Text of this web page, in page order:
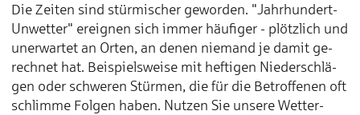
Die Zei­ten sind stür­­mi­­scher ge­­wor­­den. "Jahr­­hun­­dert-
Un­­wet­­ter" er­­eig­­nen sich im­­mer häu­­fi­­ger - plötz­­lich und
un­­er­­war­­tet an Or­­ten, an de­­nen nie­­mand je da­­mit ge­­
rech­­net hat. Bei­­spiels­­wei­­se mit hef­­ti­­gen Nie­­der­­schlä­­
gen oder schwe­­ren Stür­­men, die für die Be­­trof­­fe­­nen oft
schlim­­me Fol­­gen ha­­ben. Nut­­zen Sie un­­se­­re Wet­­ter­­